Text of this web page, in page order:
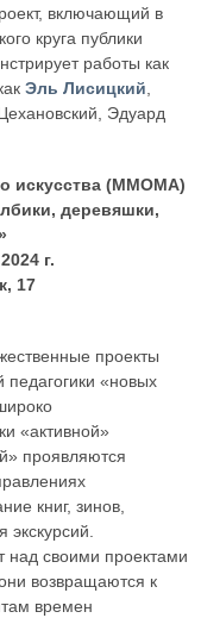
включающий в
круга публики
работы как
Эль Лисицкий,
Эдуард
искусства (MMOMA)
деревяшки,
г.
17
проекты
«новых
«активной»
проявляются
книг, зинов,
экскурсий.
над своими проектами
возвращаются к
времен